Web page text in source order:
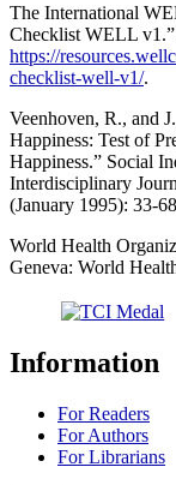
The International
Checklist WELL v1.”
https://
checklist-well-v1/.
Veenhoven, R., and
Happiness: Test of
Happiness.” Social
Interdisciplinary
(January 1995): 33-
World Health
Geneva: World
Information
For Readers
For Authors
For Librarians